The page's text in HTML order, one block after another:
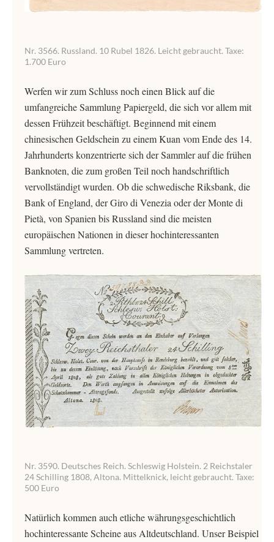
Nr. 3566. Russland. 10 Rubel 1826. Leicht gebraucht. Taxe:
1.700 Euro
Werfen wir zum Schluss noch einen Blick auf die
umfangreiche Sammlung Papiergeld, die sich vor allem mit
dessen Frühzeit beschäftigt. Beginnend mit einem
chinesischen Geldschein zu einem Kuan vom Ende des 14.
Jahrhunderts konzentrierte sich der Sammler auf die frühen
Banknoten, die zum großen Teil noch handschriftlich
vervollständigt wurden. Ob die schwedische Riksbank, die
Bank of England, der Giro di Venezia oder der Monte di
Pietà, von Spanien bis Russland sind die meisten
europäischen Nationen in dieser hochinteressanten
Sammlung vertreten.
Nr. 3590. Deutsches Reich. Schleswig Holstein. 2 Reichstaler
24 Schilling 1808, Altona. Mittelknick, leicht gebraucht. Taxe:
500 Euro
Natürlich kommen auch etliche währungsgeschichtlich
hochinteressante Scheine aus Altdeutschland. Unser Beispiel